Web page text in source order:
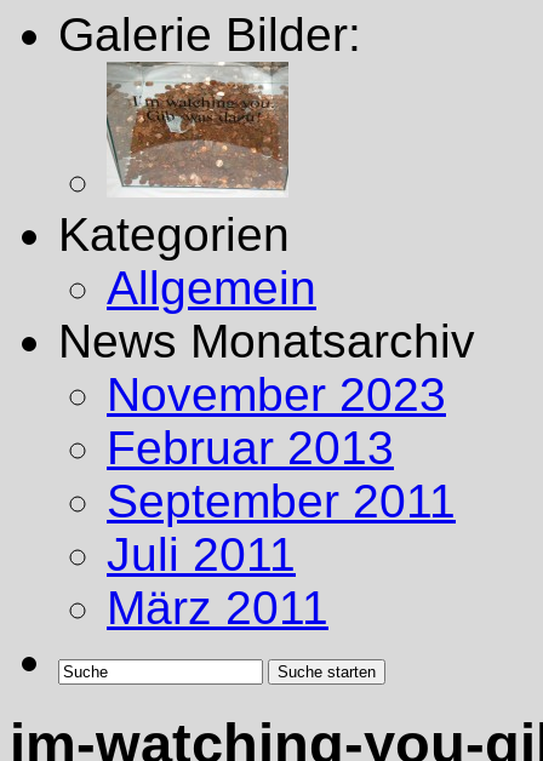
Galerie Bilder:
Kategorien
Allgemein
News Monatsarchiv
November 2023
Februar 2013
September 2011
Juli 2011
März 2011
im-watching-you-